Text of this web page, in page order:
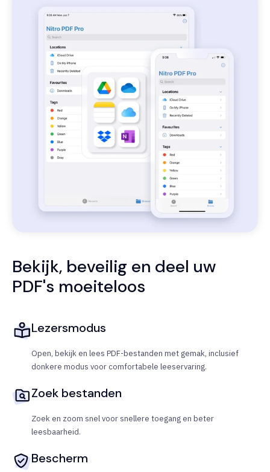
Bekijk, beveilig en deel uw
PDF's moeiteloos
Lezersmodus
Open, bekijk en lees PDF-bestanden met gemak, inclusief
donkere modus voor comfortabele leeservaring.
Zoek bestanden
Zoek en zoom snel voor snellere toegang en beter
leesbaarheid.
Bescherm